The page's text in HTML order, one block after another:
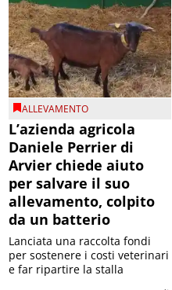
ALLEVAMENTO
L’azienda agricola
Daniele Perrier di
Arvier chiede aiuto
per salvare il suo
allevamento, colpito
da un batterio
Lanciata una raccolta fondi
per sostenere i costi veterinari
e far ripartire la stalla